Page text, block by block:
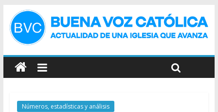
Números, estadísticas y análisis